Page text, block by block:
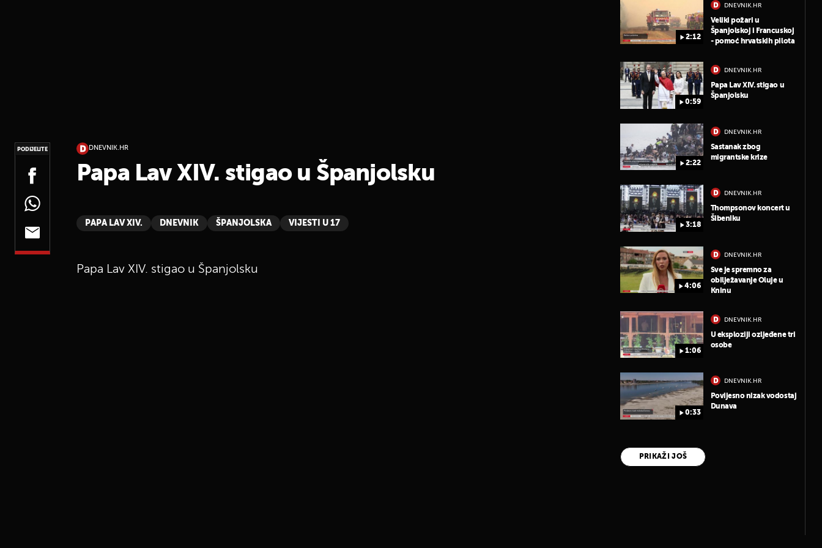
PODIJELITE DNEVNIK.HR
Papa Lav XIV. stigao u Španjolsku
PAPA LAV XIV. DNEVNIK ŠPANJOLSKA VIJESTI U 17
Papa Lav XIV. stigao u Španjolsku
2:12
DNEVNIK.HR
Veliki požari u
Španjolskoj i Francuskoj
- pomoć hrvatskih pilota
0:59
DNEVNIK.HR
Papa Lav XIV. stigao u
Španjolsku
2:22
DNEVNIK.HR
Sastanak zbog
migrantske krize
3:18
DNEVNIK.HR
Thompsonov koncert u
Šibeniku
4:06
DNEVNIK.HR
Sve je spremno za
obilježavanje Oluje u
Kninu
1:06
DNEVNIK.HR
U eksploziji ozljeđene tri
osobe
0:33
DNEVNIK.HR
Povijesno nizak vodostaj
Dunava
PRIKAŽI JOŠ